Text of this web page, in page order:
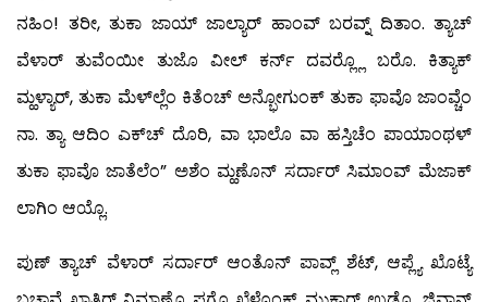
ನಹಿಂ! ತರೀ, ತುಕಾ ಜಾಯ್ ಜಾಲ್ಯಾರ್ ಹಾಂವ್ ಬರವ್ನ್ ದಿತಾಂ. ತ್ಯಾಚ್
ವೆಳಾರ್ ತುವೆಂಯೀ ತುಜೊ ವೀಲ್ ಕರ್ನ್ ದವರ್‍ಲ್ಲೊ ಬರೊ. ಕಿತ್ಯಾಕ್
ಮ್ಹಳ್ಯಾರ್, ತುಕಾ ಮೆಳ್‍ಲ್ಲೆಂ ಕಿತೆಂಚ್ ಅನ್ಭೋಗುಂಕ್ ತುಕಾ ಫಾವೊ ಜಾಂವ್ಚೆಂ
ನಾ. ತ್ಯಾ ಆದಿಂ ಎಕ್‍ಚ್ ದೊರಿ, ವಾ ಭಾಲೊ ವಾ ಹಸ್ತಿಚೆಂ ಪಾಯಾಂಥಳ್
ತುಕಾ ಫಾವೊ ಜಾತೆಲೆಂ” ಅಶೆಂ ಮ್ಹಣೊನ್ ಸರ್ದಾರ್ ಸಿಮಾಂವ್ ಮೆಜಾಕ್
ಲಾಗಿಂ ಆಯ್ಲೊ.
ಪುಣ್ ತ್ಯಾಚ್ ವೆಳಾರ್ ಸರ್ದಾರ್ ಆಂತೊನ್ ಪಾವ್ಲ್ ಶೆಟ್, ಆಪ್ಲ್ಯೆ ಖೊಟ್ಯೆ